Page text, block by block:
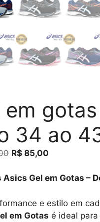
em
34 ao
O
original
R$ 180,00.
R$ 85,00
atual
R$ 85,00.
Asics Gel em Gotas –
e estilo em
em Gotas é ideal